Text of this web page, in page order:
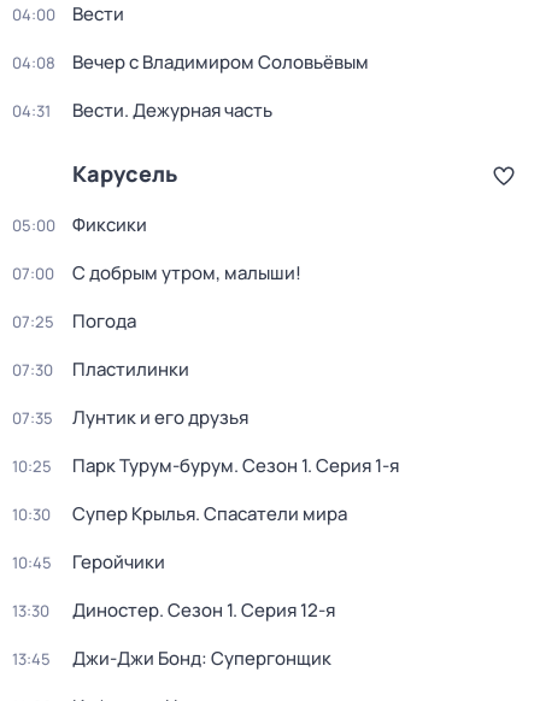
04:00 Вести
04:08 Вечер с Владимиром Соловьёвым
04:31 Вести. Дежурная часть
Карусель
05:00 Фиксики
07:00 С добрым утром, малыши!
07:25 Погода
07:30 Пластилинки
07:35 Лунтик и его друзья
10:25 Парк Турум-бурум. Сезон 1. Серия 1-я
10:30 Супер Крылья. Спасатели мира
10:45 Геройчики
13:30 Диностер. Сезон 1. Серия 12-я
13:45 Джи-Джи Бонд: Супергонщик